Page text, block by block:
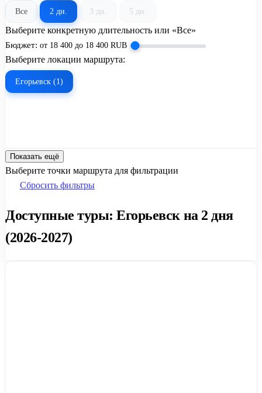
Все 2 дн. 3 дн. 5 дн.
Выберите конкретную длительность или «Все»
Бюджет: от 18 400 до 18 400 RUB
Выберите локации маршрута:
Егорьевск (1)
Показать ещё
Выберите точки маршрута для фильтрации
Сбросить фильтры
Доступные туры: Егорьевск на 2 дня
(2026-2027)